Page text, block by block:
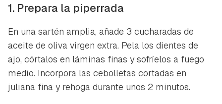
1. Prepara la piperrada
En una sartén amplia, añade 3 cucharadas de
aceite de oliva virgen extra. Pela los dientes de
ajo, córtalos en láminas finas y sofríelos a fuego
medio. Incorpora las cebolletas cortadas en
juliana fina y rehoga durante unos 2 minutos.